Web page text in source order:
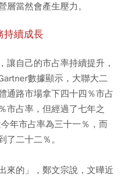
層當然會產生壓力。
持續成長
讓自己的市占率持續提升，
數據顯示，大聯大二
通路市場拿下四十四％市占
市占率，但經過了七年之
年市占率為三十一％，而
了二十二％。
來的」，鄭文宗說，文曄近